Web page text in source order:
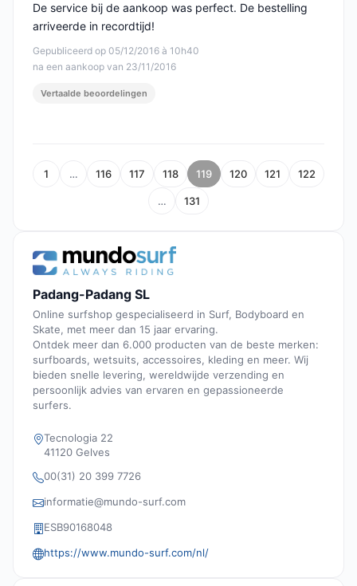
Gepubliceerd op 05/12/2016 à 10h40
na een aankoop van 23/11/2016
De service bij de aankoop was perfect. De bestelling
arriveerde in recordtijd!
Vertaalde beoordelingen
1 … 116 117 118 119 120 121 122
… 131
Padang-Padang SL
Online surfshop gespecialiseerd in Surf, Bodyboard en
Skate, met meer dan 15 jaar ervaring.
Ontdek meer dan 6.000 producten van de beste merken:
surfboards, wetsuits, accessoires, kleding en meer. Wij
bieden snelle levering, wereldwijde verzending en
persoonlijk advies van ervaren en gepassioneerde
surfers.
Tecnologia 22
41120 Gelves
00(31) 20 399 7726
informatie@mundo-surf.com
ESB90168048
https://www.mundo-surf.com/nl/